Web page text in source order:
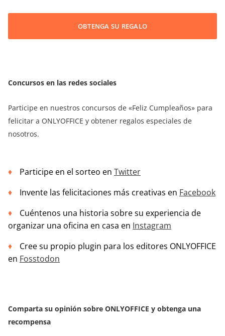
OBTENGA SU REGALO
Concursos en las redes sociales
Participe en nuestros concursos de «Feliz Cumpleaños» para
felicitar a ONLYOFFICE y obtener regalos especiales de
nosotros.
Participe en el sorteo en Twitter
Invente las felicitaciones más creativas en Facebook
Cuéntenos una historia sobre su experiencia de
organizar una oficina en casa en Instagram
Cree su propio plugin para los editores ONLYOFFICE
en Fosstodon
Comparta su opinión sobre ONLYOFFICE y obtenga una
recompensa